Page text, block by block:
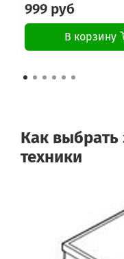
999 руб
В корзину
Как выбрать
техники